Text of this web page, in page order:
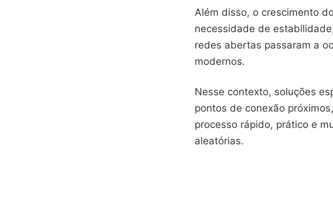
Além disso, o crescimento
necessidade de
redes abertas passaram a
modernos.
Nesse contexto, soluções
pontos de conexão
processo rápido, prático e
aleatórias.